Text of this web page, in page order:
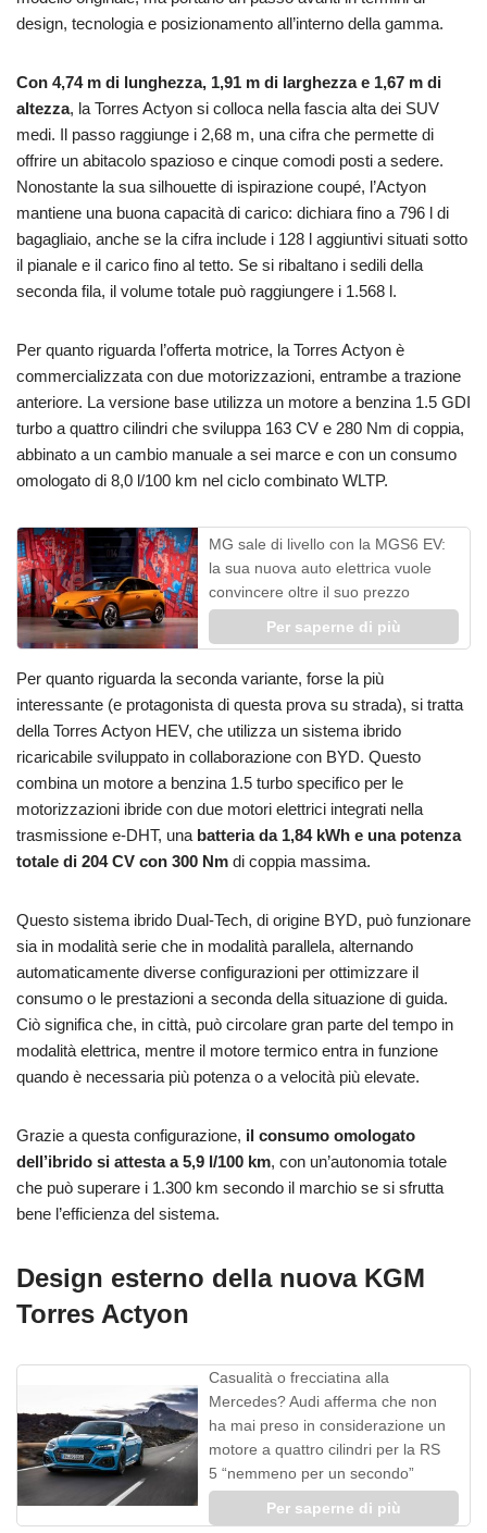
design, tecnologia e posizionamento all’interno della gamma.
Con 4,74 m di lunghezza, 1,91 m di larghezza e 1,67 m di
altezza, la Torres Actyon si colloca nella fascia alta dei SUV
medi. Il passo raggiunge i 2,68 m, una cifra che permette di
offrire un abitacolo spazioso e cinque comodi posti a sedere.
Nonostante la sua silhouette di ispirazione coupé, l’Actyon
mantiene una buona capacità di carico: dichiara fino a 796 l di
bagagliaio, anche se la cifra include i 128 l aggiuntivi situati sotto
il pianale e il carico fino al tetto. Se si ribaltano i sedili della
seconda fila, il volume totale può raggiungere i 1.568 l.
Per quanto riguarda l’offerta motrice, la Torres Actyon è
commercializzata con due motorizzazioni, entrambe a trazione
anteriore. La versione base utilizza un motore a benzina 1.5 GDI
turbo a quattro cilindri che sviluppa 163 CV e 280 Nm di coppia,
abbinato a un cambio manuale a sei marce e con un consumo
omologato di 8,0 l/100 km nel ciclo combinato WLTP.
MG sale di livello con la MGS6 EV:
la sua nuova auto elettrica vuole
convincere oltre il suo prezzo
Per saperne di più
Per quanto riguarda la seconda variante, forse la più
interessante (e protagonista di questa prova su strada), si tratta
della Torres Actyon HEV, che utilizza un sistema ibrido
ricaricabile sviluppato in collaborazione con BYD. Questo
combina un motore a benzina 1.5 turbo specifico per le
motorizzazioni ibride con due motori elettrici integrati nella
trasmissione e-DHT, una batteria da 1,84 kWh e una potenza
totale di 204 CV con 300 Nm di coppia massima.
Questo sistema ibrido Dual-Tech, di origine BYD, può funzionare
sia in modalità serie che in modalità parallela, alternando
automaticamente diverse configurazioni per ottimizzare il
consumo o le prestazioni a seconda della situazione di guida.
Ciò significa che, in città, può circolare gran parte del tempo in
modalità elettrica, mentre il motore termico entra in funzione
quando è necessaria più potenza o a velocità più elevate.
Grazie a questa configurazione, il consumo omologato
dell’ibrido si attesta a 5,9 l/100 km, con un’autonomia totale
che può superare i 1.300 km secondo il marchio se si sfrutta
bene l’efficienza del sistema.
Design esterno della nuova KGM
Torres Actyon
Casualità o frecciatina alla
Mercedes? Audi afferma che non
ha mai preso in considerazione un
motore a quattro cilindri per la RS
5 “nemmeno per un secondo”
Per saperne di più